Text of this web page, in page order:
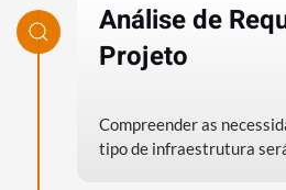
Análise de
Projeto
Compreender as
tipo de infraestrutura